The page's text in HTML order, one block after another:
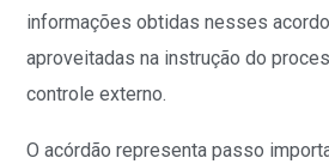
informações obtidas nesses
aproveitadas na instrução do
controle externo.
O acórdão representa passo